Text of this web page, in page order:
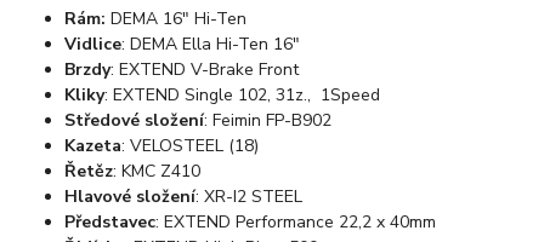
Rám:DEMA 16" Hi-Ten
Vidlice: DEMA Ella Hi-Ten 16"
Brzdy: EXTEND V-Brake Front
Kliky: EXTEND Single 102, 31z., 1Speed
Středové složení:Feimin FP-B902
Kazeta: VELOSTEEL (18)
Řetěz: KMC Z410
Hlavové složení:XR-I2 STEEL
Představec:EXTEND Performance 22,2 x 40mm